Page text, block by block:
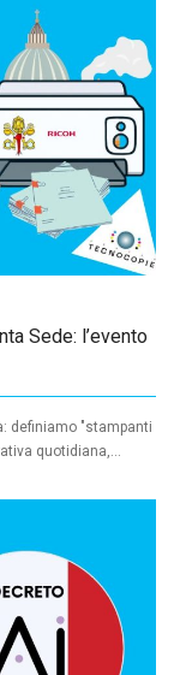
Sede: l’evento
definiamo "stampanti
quotidiana,...